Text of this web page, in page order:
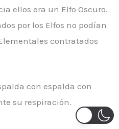
ellos era un Elfo Oscuro.
por los Elfos no podían
contratados
con espalda con
su respiración.